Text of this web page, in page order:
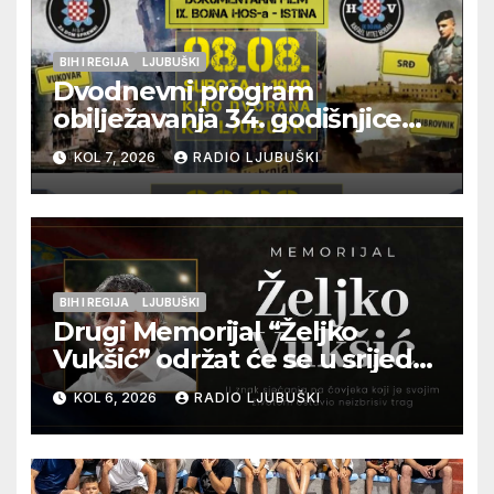
BIH I REGIJA LJUBUŠKI
Dvodnevni program
obilježavanja 34. godišnjice
pogibije generala Blaža
Kraljevića i osmorice
pripadnika HOS-a
KOL 7, 2026 RADIO LJUBUŠKI
BIH I REGIJA LJUBUŠKI
Drugi Memorijal “Željko
Vukšić” održat će se u srijedu
12. kolovoza u Otoku
KOL 6, 2026 RADIO LJUBUŠKI